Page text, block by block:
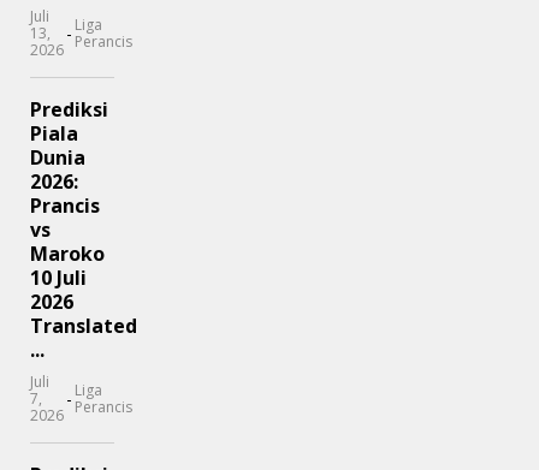
Juli
13,
2026
- Liga
Perancis
Prediksi
Piala
Dunia
2026:
Prancis
vs
Maroko
10 Juli
2026
Translated
...
Juli
7,
2026
- Liga
Perancis